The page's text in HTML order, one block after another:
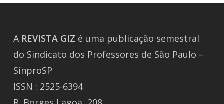
A REVISTA GIZ é uma publicação semestral
do Sindicato dos Professores de São Paulo –
SinproSP
ISSN : 2525-6394